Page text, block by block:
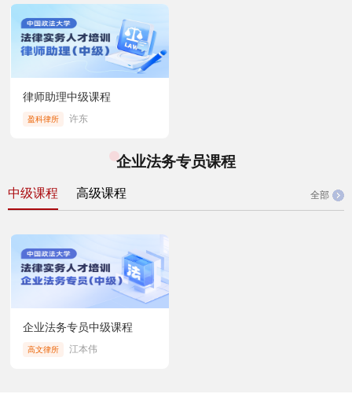
律师助理中级课程
盈科律所 许东
企业法务专员课程
中级课程 高级课程 全部
企业法务专员中级课程
高文律所 江本伟